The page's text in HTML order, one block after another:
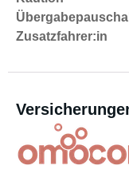
Zusatzfahrer:in